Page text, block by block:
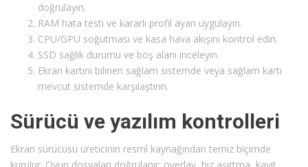
doğrulayın.
RAM hata testi ve kararlı profil ayarı uygulayın.
CPU/GPU soğutması ve kasa hava akışını kontrol edin.
SSD sağlık durumu ve boş alanı inceleyin.
Ekran kartını bilinen sağlam sistemde veya sağlam kartı
mevcut sistemde karşılaştırın.
Sürücü ve yazılım kontrolleri
Ekran sürücüsü üreticinin resmî kaynağından temiz biçimde
kurulur. Oyun dosyaları doğrulanır; overlay, hız aşırtma, kayıt